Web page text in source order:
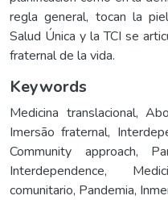
regla general, tocan la
Salud Única y la TCI se
fraternal de la vida.
Keywords
Medicina translacional,
Imersão fraternal,
Community approach,
Interdependence,
comunitario, Pandemia,